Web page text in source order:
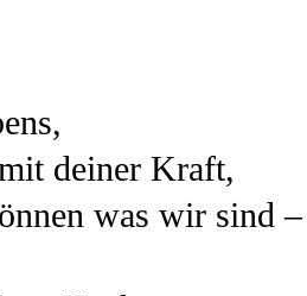
dei­ner Kraft,
was wir sind –